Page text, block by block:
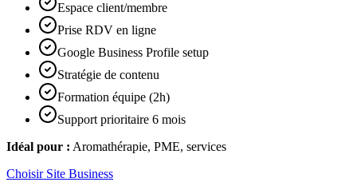
Espace client/membre
Prise RDV en ligne
Google Business Profile setup
Stratégie de contenu
Formation équipe (2h)
Support prioritaire 6 mois
Idéal pour : Aromathérapie, PME, services
Choisir Site Business